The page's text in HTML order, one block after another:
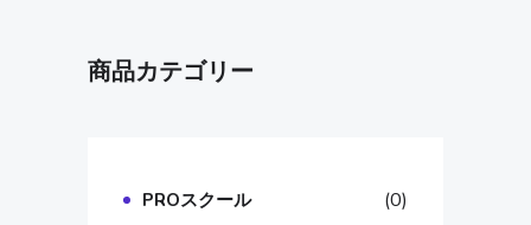
商品カテゴリー
PROスクール (0)